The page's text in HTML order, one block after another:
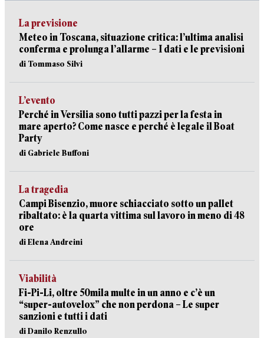
La previsione
Meteo in Toscana, situazione critica: l’ultima analisi
conferma e prolunga l’allarme – I dati e le previsioni
di Tommaso Silvi
L’evento
Perché in Versilia sono tutti pazzi per la festa in
mare aperto? Come nasce e perché è legale il Boat
Party
di Gabriele Buffoni
La tragedia
Campi Bisenzio, muore schiacciato sotto un pallet
ribaltato: è la quarta vittima sul lavoro in meno di 48
ore
di Elena Andreini
Viabilità
Fi-Pi-Li, oltre 50mila multe in un anno e c’è un
“super-autovelox” che non perdona – Le super
sanzioni e tutti i dati
di Danilo Renzullo